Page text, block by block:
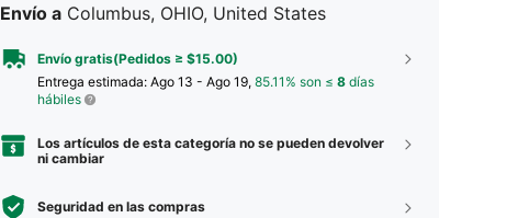
Envío a Columbus, OHIO, United States
Envío gratis(Pedidos ≥ $15.00)
Entrega estimada: Ago 13 - Ago 19, 85.11% son ≤ 8 días
hábiles
Los artículos de esta categoría no se pueden devolver
ni cambiar
Seguridad en las compras